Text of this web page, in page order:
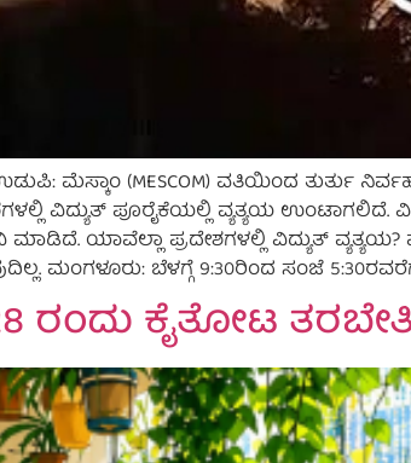
ಮೆಸ್ಕಾಂ (MESCOM) ವತಿಯಿಂದ ತುರ್ತು
ವಿದ್ಯುತ್ ಪೂರೈಕೆಯಲ್ಲಿ ವ್ಯತ್ಯಯ ಉಂಟಾಗಲಿದೆ.
ಯಾವೆಲ್ಲಾ ಪ್ರದೇಶಗಳಲ್ಲಿ ವಿದ್ಯುತ್
ಮಂಗಳೂರು: ಬೆಳಗ್ಗೆ 9:30ರಿಂದ ಸಂಜೆ
ರಂದು ಕೈತೋಟ